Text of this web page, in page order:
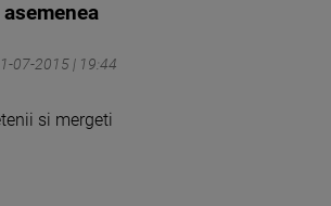
07-2015 | 19:44
si mergeti